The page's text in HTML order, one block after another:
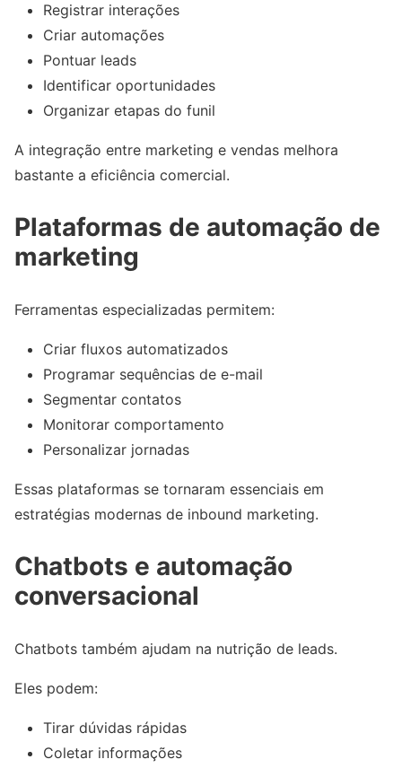
Registrar interações
Criar automações
Pontuar leads
Identificar oportunidades
Organizar etapas do funil
A integração entre marketing e vendas melhora
bastante a eficiência comercial.
Plataformas de automação de
marketing
Ferramentas especializadas permitem:
Criar fluxos automatizados
Programar sequências de e-mail
Segmentar contatos
Monitorar comportamento
Personalizar jornadas
Essas plataformas se tornaram essenciais em
estratégias modernas de inbound marketing.
Chatbots e automação
conversacional
Chatbots também ajudam na nutrição de leads.
Eles podem:
Tirar dúvidas rápidas
Coletar informações